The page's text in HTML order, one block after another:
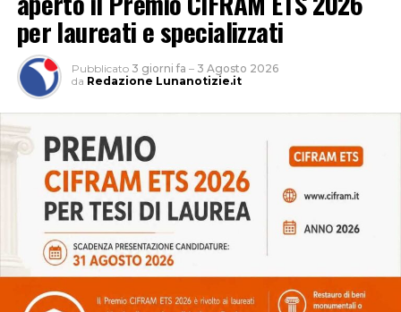
per laureati e specializzati
Pubblicato 3 giorni fa – 3 Agosto 2026
da Redazione Lunanotizie.it